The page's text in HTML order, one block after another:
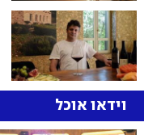
וידאו אוכל